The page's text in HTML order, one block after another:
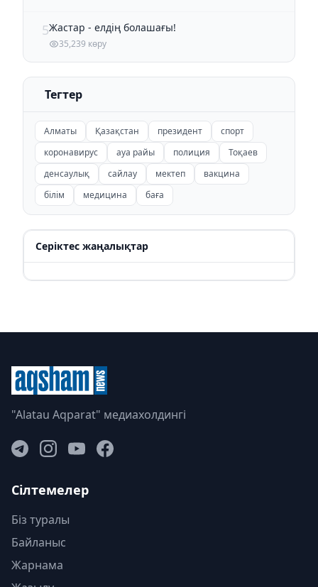
5Жастар - елдің болашағы!
35,239 көру
Тегтер
Алматы Қазақстан президент
спорт
коронавирус
ауа райы полиция
Тоқаев
денсаулық
сайлау мектеп
вакцина
білім
медицина баға
Серіктес жаңалықтар
"Alatau Aqparat" медиахолдингі
Сілтемелер
Біз туралы
Байланыс
Жарнама